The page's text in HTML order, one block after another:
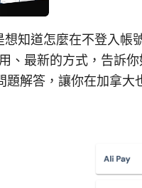
知道怎麼在不登入帳
、最新的方式，告訴
題解答，讓你在加拿大